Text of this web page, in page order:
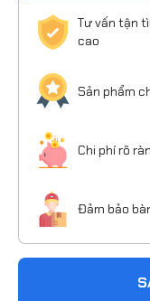
Tư vấn tận
cao
Sản phẩm
Chi phí rõ
Đảm bảo